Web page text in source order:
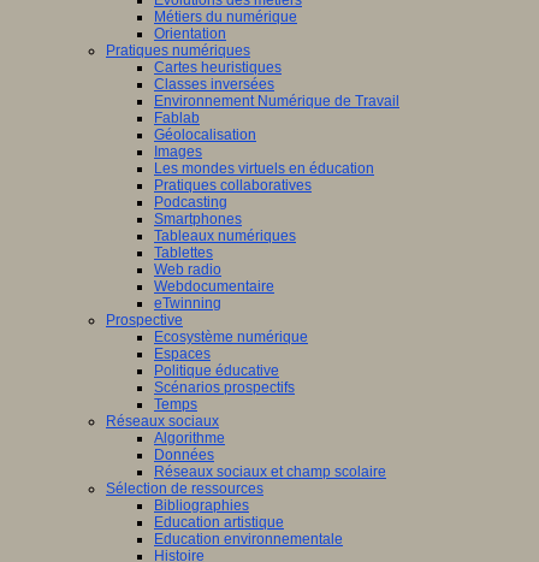
Métiers du numérique
Orientation
Pratiques numériques
Cartes heuristiques
Classes inversées
Environnement Numérique de Travail
Fablab
Géolocalisation
Images
Les mondes virtuels en éducation
Pratiques collaboratives
Podcasting
Smartphones
Tableaux numériques
Tablettes
Web radio
Webdocumentaire
eTwinning
Prospective
Ecosystème numérique
Espaces
Politique éducative
Scénarios prospectifs
Temps
Réseaux sociaux
Algorithme
Données
Réseaux sociaux et champ scolaire
Sélection de ressources
Bibliographies
Education artistique
Education environnementale
Histoire